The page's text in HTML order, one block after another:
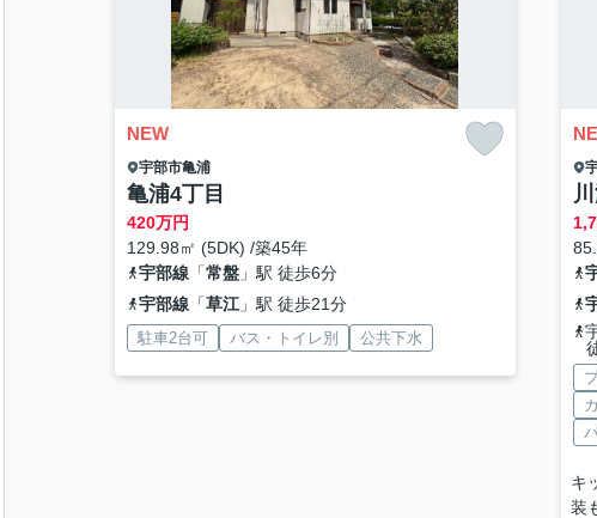
NEW
宇部市亀浦
亀浦4丁目
420万円
129.98㎡ (5DK) /築45年
宇部線「常盤」駅 徒歩6分
宇部線「草江」駅 徒歩21分
駐車2台可 バス・トイレ別 公共下水
キ
装